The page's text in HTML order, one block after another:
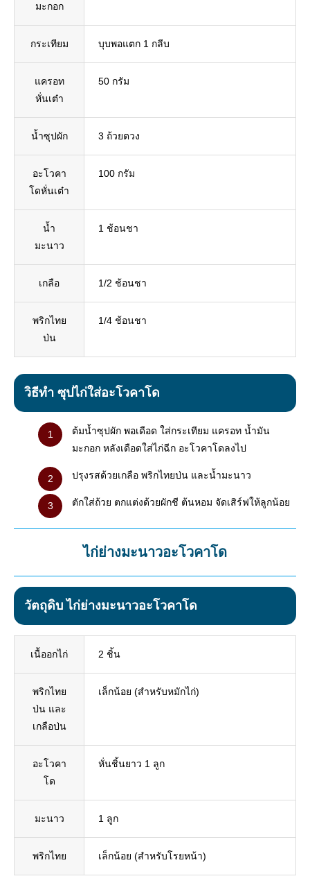
มะกอก
กระเทียม บุบพอแตก 1 กลีบ
แครอท
หั่นเต๋า
50 กรัม
น้ำซุปผัก 3 ถ้วยตวง
อะโวคา
โดหั่นเต๋า
100 กรัม
น้ำ
มะนาว
1 ช้อนชา
เกลือ 1/2 ช้อนชา
พริกไทย
ป่น
1/4 ช้อนชา
วิธีทำ ซุปไก่ใส่อะโวคาโด
ต้มน้ำซุปผัก พอเดือด ใส่กระเทียม แครอท น้ำมัน
มะกอก หลังเดือดใส่ไก่ฉีก อะโวคาโดลงไป
ปรุงรสด้วยเกลือ พริกไทยป่น และน้ำมะนาว
ตักใส่ถ้วย ตกแต่งด้วยผักชี ต้นหอม จัดเสิร์ฟให้ลูกน้อย
ไก่ย่างมะนาวอะโวคาโด
วัตถุดิบ ไก่ย่างมะนาวอะโวคาโด
เนื้ออกไก่ 2 ชิ้น
พริกไทย
ป่น และ
เกลือป่น
เล็กน้อย (สำหรับหมักไก่)
อะโวคา
โด
หั่นชิ้นยาว 1 ลูก
มะนาว 1 ลูก
พริกไทย เล็กน้อย (สำหรับโรยหน้า)